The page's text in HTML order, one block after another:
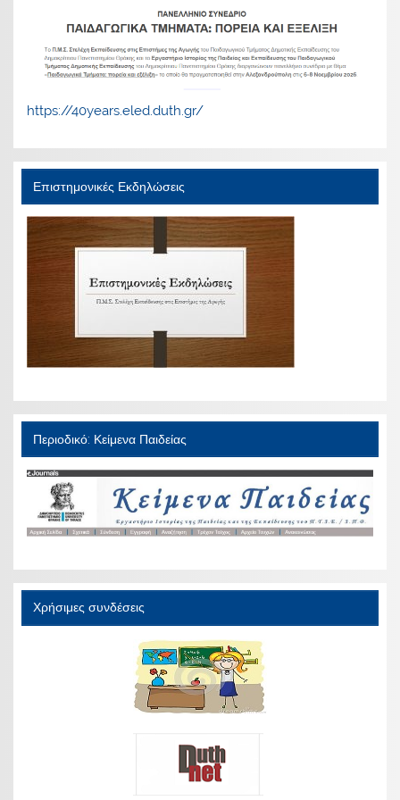
https://40years.eled.duth.gr/
Επιστημονικές Εκδηλώσεις
Περιοδικό: Κείμενα Παιδείας
Χρήσιμες συνδέσεις